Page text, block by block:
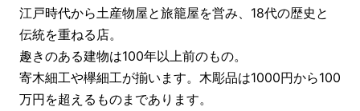
江戸時代から土産物屋と旅籠屋を営み、18代の歴史と
伝統を重ねる店。
趣きのある建物は100年以上前のもの。
寄木細工や欅細工が揃います。木彫品は1000円から100
万円を超えるものまであります。